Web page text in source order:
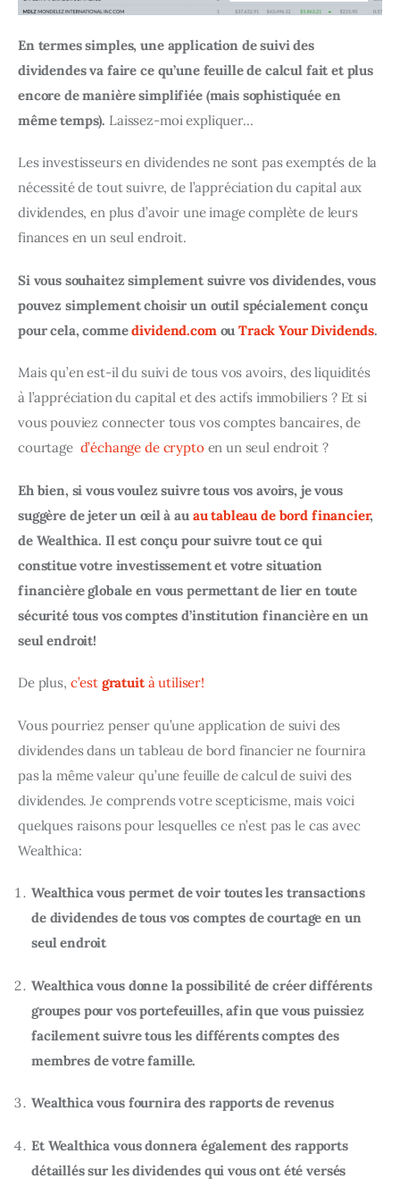
En termes simples, une application de suivi des
dividendes va faire ce qu’une feuille de calcul fait et plus
encore de manière simplifiée (mais sophistiquée en
même temps). Laissez-moi expliquer…
Les investisseurs en dividendes ne sont pas exemptés de la
nécessité de tout suivre, de l’appréciation du capital aux
dividendes, en plus d’avoir une image complète de leurs
finances en un seul endroit.
Si vous souhaitez simplement suivre vos dividendes, vous
pouvez simplement choisir un outil spécialement conçu
pour cela, comme dividend.com ou Track Your Dividends.
Mais qu’en est-il du suivi de tous vos avoirs, des liquidités
à l’appréciation du capital et des actifs immobiliers ? Et si
vous pouviez connecter tous vos comptes bancaires, de
courtage d’échange de crypto en un seul endroit ?
Eh bien, si vous voulez suivre tous vos avoirs, je vous
suggère de jeter un œil à au au tableau de bord financier,
de Wealthica. Il est conçu pour suivre tout ce qui
constitue votre investissement et votre situation
financière globale en vous permettant de lier en toute
sécurité tous vos comptes d’institution financière en un
seul endroit!
De plus, c’est gratuit à utiliser!
Vous pourriez penser qu’une application de suivi des
dividendes dans un tableau de bord financier ne fournira
pas la même valeur qu’une feuille de calcul de suivi des
dividendes. Je comprends votre scepticisme, mais voici
quelques raisons pour lesquelles ce n’est pas le cas avec
Wealthica:
Wealthica vous permet de voir toutes les transactions
de dividendes de tous vos comptes de courtage en un
seul endroit
Wealthica vous donne la possibilité de créer différents
groupes pour vos portefeuilles, afin que vous puissiez
facilement suivre tous les différents comptes des
membres de votre famille.
Wealthica vous fournira des rapports de revenus
Et Wealthica vous donnera également des rapports
détaillés sur les dividendes qui vous ont été versés